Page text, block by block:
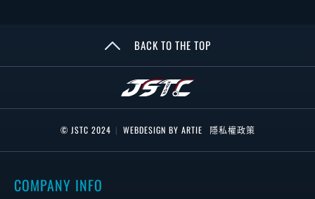
BACK TO THE TOP
© JSTC 2024 | WEBDESIGN BY ARTIE 隱私權政策
COMPANY INFO